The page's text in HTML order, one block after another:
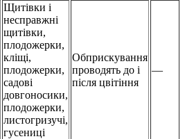
Щитівки і
несправжні
щитівки,
плодожерки,
кліщі,
плодожерки,
садові
довгоносики,
плодожерки,
листогризучі,
гусениці
Обприскування
проводять до і
після цвітіння
—